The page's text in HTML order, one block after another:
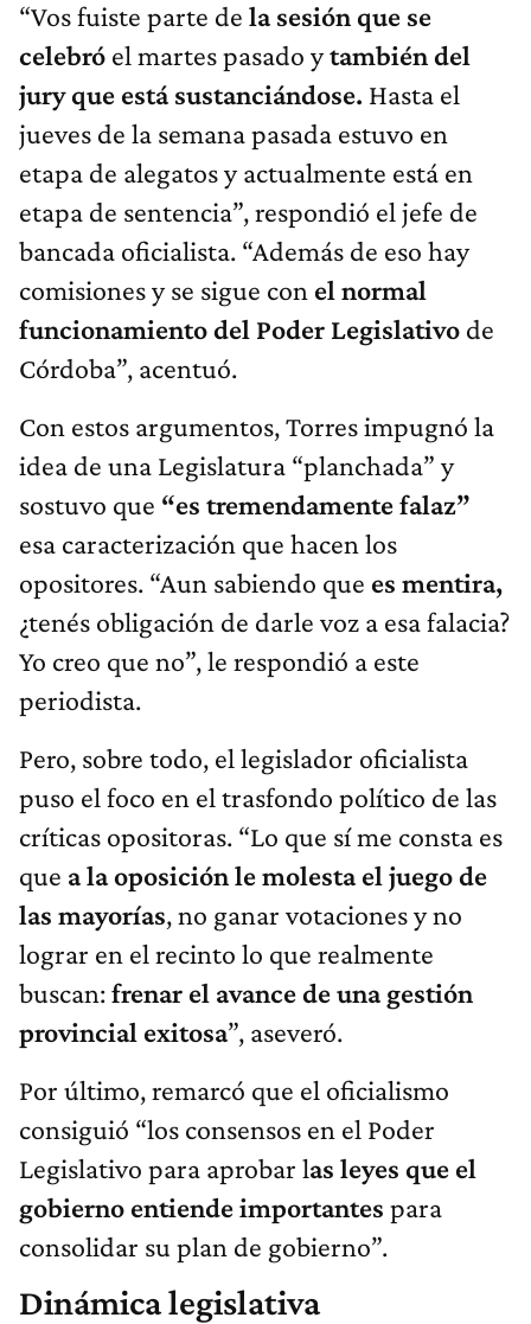
“Vos fuiste parte de la sesión que se
celebró el martes pasado ytambién del
jury que está sustanciándose. Hasta el
jueves de la semana pasada estuvo en
etapa de alegatos y actualmente está en
etapa de sentencia”, respondió el jefe de
bancada oficialista. “Además de eso hay
comisiones y se sigue con el normal
funcionamiento del Poder Legislativo de
Córdoba”, acentuó.
Con estos argumentos, Torres impugnó la
idea de una Legislatura “planchada” y
sostuvo que “es tremendamente falaz”
esa caracterización que hacen los
opositores. “Aun sabiendo que es mentira,
¿tenés obligación de darle voz a esa falacia?
Yo creo que no”, le respondió a este
periodista.
Pero, sobre todo, el legislador oficialista
puso el foco en el trasfondo político de las
críticas opositoras. “Lo que sí me consta es
que a la oposición le molesta el juego de
las mayorías, no ganar votaciones y no
lograr en el recinto lo que realmente
buscan:frenar el avance de una gestión
provincial exitosa”, aseveró.
Por último, remarcó que el oficialismo
consiguió “los consensos en el Poder
Legislativo para aprobar las leyes que el
gobierno entiende importantes para
consolidar su plan de gobierno”.
Dinámica legislativa